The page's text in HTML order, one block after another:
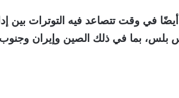
أيضًا في وقت تتصاعد فيه التوترات بين
بلس، بما في ذلك الصين وإيران وجنوب